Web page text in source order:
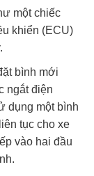
một chiếc
khiển (ECU)
bình mới
ngắt điện
dụng một bình
tục cho xe
vào hai đầu